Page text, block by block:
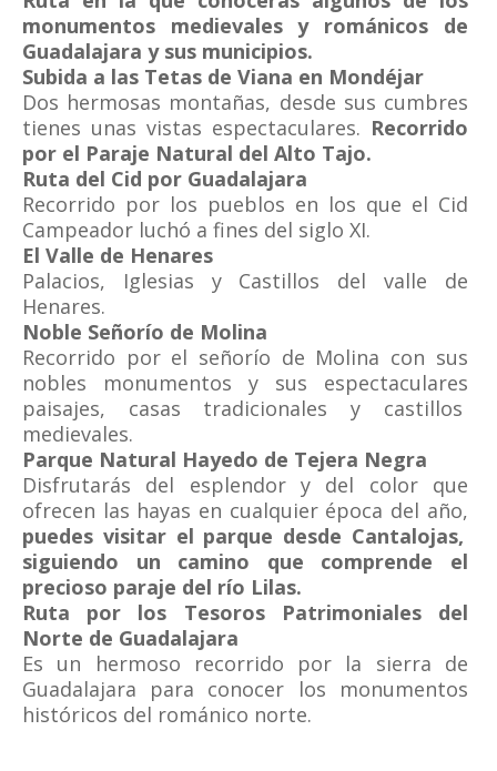
monumentos medievales y románicos de
Guadalajara y sus municipios.
Subida a las Tetas de Viana en Mondéjar
Dos hermosas montañas, desde sus cumbres
tienes unas vistas espectaculares. Recorrido
por el Paraje Natural del Alto Tajo.
Ruta del Cid por Guadalajara
Recorrido por los pueblos en los que el Cid
Campeador luchó a fines del siglo XI.
El Valle de Henares
Palacios, Iglesias y Castillos del valle de
Henares.
Noble Señorío de Molina
Recorrido por el señorío de Molina con sus
nobles monumentos y sus espectaculares
paisajes, casas tradicionales y castillos
medievales.
Parque Natural Hayedo de Tejera Negra
Disfrutarás del esplendor y del color que
ofrecen las hayas en cualquier época del año,
puedes visitar el parque desde Cantalojas,
siguiendo un camino que comprende el
precioso paraje del río Lilas.
Ruta por los Tesoros Patrimoniales del
Norte de Guadalajara
Es un hermoso recorrido por la sierra de
Guadalajara para conocer los monumentos
históricos del románico norte.